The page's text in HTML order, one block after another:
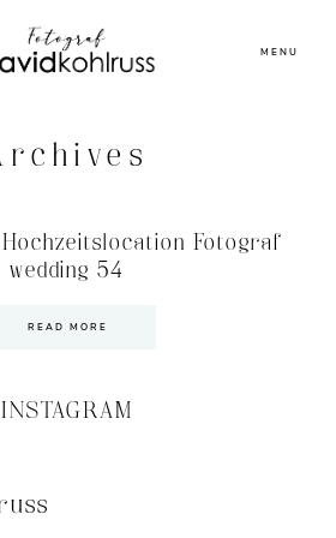
MENU
Hochzeitslocation Fotograf
wedding 54
READ MORE
INSTAGRAM